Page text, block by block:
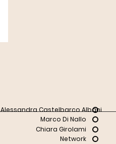
Alessandra Castelbarco Albani
Marco Di Nallo
Chiara Girolami
Network